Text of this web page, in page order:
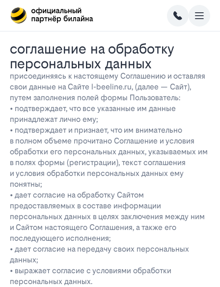
соглашение на обработку
персональных данных
присоединяясь к настоящему Соглашению и оставляя
свои данные на Сайте l-beeline.ru, (далее — Сайт),
путем заполнения полей формы Пользователь:
• подтверждает, что все указанные им данные
принадлежат лично ему;
• подтверждает и признает, что им внимательно
в полном объеме прочитано Соглашение и условия
обработки его персональных данных, указываемых им
в полях формы (регистрации), текст соглашения
и условия обработки персональных данных ему
понятны;
• дает согласие на обработку Сайтом
предоставляемых в составе информации
персональных данных в целях заключения между ним
и Сайтом настоящего Соглашения, а также его
последующего исполнения;
• дает согласие на передачу своих персональных
данных;
• выражает согласие с условиями обработки
персональных данных.